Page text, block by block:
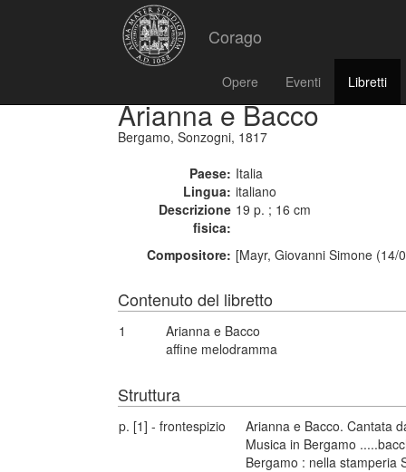
Corago
Opere Eventi Libretti
Arianna e Bacco
Bergamo, Sonzogni, 1817
Paese: Italia
Lingua: italiano
Descrizione
fisica:
19 p. ; 16 cm
Compositore: [Mayr, Giovanni Simone
Contenuto del libretto
1
Arianna e Bacco
affine melodramma
Struttura
p. [1] - frontespizio
Arianna e Bacco. Cantata
Musica in Bergamo
Bergamo : nella stamperia